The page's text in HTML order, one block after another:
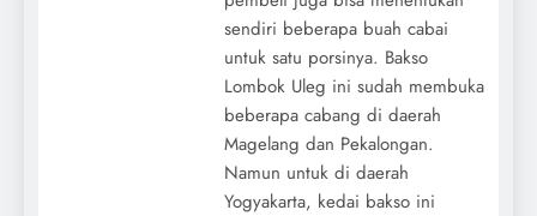
sendiri beberapa buah cabai
untuk satu porsinya. Bakso
Lombok Uleg ini sudah membuka
beberapa cabang di daerah
Magelang dan Pekalongan.
Namun untuk di daerah
Yogyakarta, kedai bakso ini